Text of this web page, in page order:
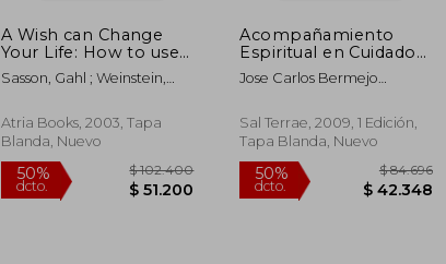
50%
dcto.
$ 88.253
$ 44.127
10%
dcto.
A Wish can Change
Your Life: How to use
the Ancient Wisdom
of Kabbalah to Make
True (en Inglés)
Sasson, Gahl ; Weinstein,
Atria Books, 2003, Tapa
Blanda, Nuevo
Acompañamiento
Espiritual en Cuidados
Paliativos
Jose Carlos Bermejo
Sal Terrae, 2009, 1 Edición,
Tapa Blanda, Nuevo